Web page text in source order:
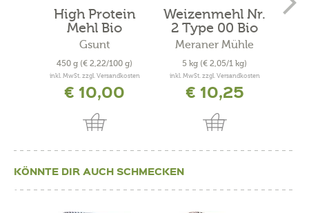
High Protein
Mehl Bio
Gsunt
450 g (€ 2,22/100 g)
inkl. MwSt. zzgl. Versandkosten
€ 10,00
Weizenmehl Nr.
2 Type 00 Bio
Meraner Mühle
5 kg (€ 2,05/1 kg)
inkl. MwSt. zzgl. Versandkosten
€ 10,25
KÖNNTE DIR AUCH SCHMECKEN